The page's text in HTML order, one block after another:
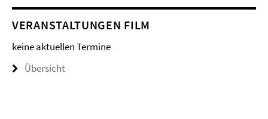
VERANSTALTUNGEN FILM
keine aktuellen Termine
Übersicht